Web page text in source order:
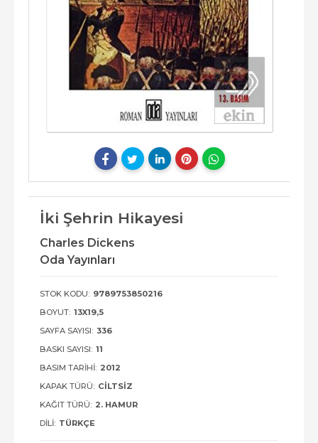
İki Şehrin Hikayesi
Charles Dickens
Oda Yayınları
STOK KODU: 9789753850216
BOYUT: 13X19,5
SAYFA SAYISI: 336
BASKI SAYISI: 11
BASIM TARIHI: 2012
KAPAK TÜRÜ: CILTSIZ
KAĞIT TÜRÜ: 2. HAMUR
DILI: TÜRKÇE